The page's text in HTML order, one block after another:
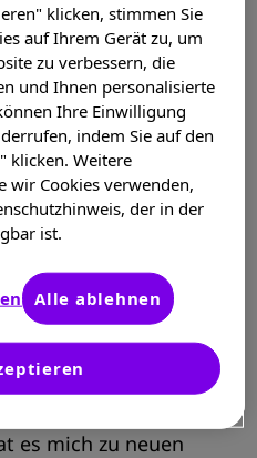
mich
es mich zu neuen
klicken, stimmen Sie
auf Ihrem Gerät zu, um
zu verbessern, die
und Ihnen personalisierte
Ihre Einwilligung
indem Sie auf den
klicken. Weitere
wir Cookies verwenden,
der in der
ist.
Alle ablehnen